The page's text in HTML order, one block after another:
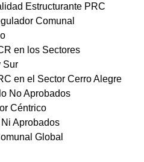
Estructurante PRC
Comunal
en los Sectores
Sur
en el Sector Cerro Alegre
No Aprobados
Céntrico
Aprobados
Global